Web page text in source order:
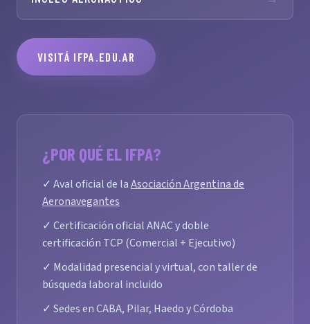
VISITÁ IFPA.EDU.AR
¿POR QUÉ EL IFPA?
✓ Aval oficial de laAsociación Argentina de
Aeronavegantes
✓ Certificación oficial ANAC y doble
certificación TCP (Comercial + Ejecutivo)
✓ Modalidad presencial y virtual, con taller de
búsqueda laboral incluido
✓ Sedes en CABA, Pilar, Haedo y Córdoba